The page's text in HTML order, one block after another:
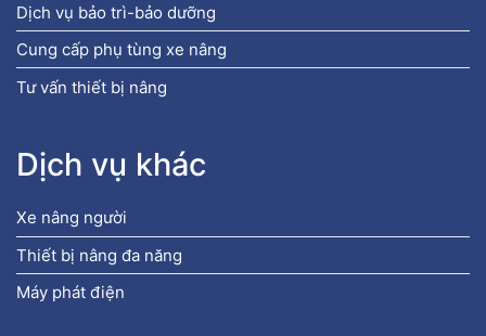
Dịch vụ bảo trì-bảo dưỡng
Cung cấp phụ tùng xe nâng
Tư vấn thiết bị nâng
Dịch vụ khác
Xe nâng người
Thiết bị nâng đa năng
Máy phát điện